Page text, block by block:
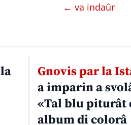
← va indaûr
Gnovis par la
a imparin a
«Tal blu piturât
album di colorâ